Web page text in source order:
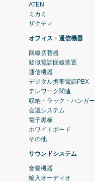
ATEN
ミカミ
ザクティ
オフィス・通信機器
回線切替器
疑似電話回線装置
通信機器
デジタル携帯電話PBX
テレワーク関連
収納・ラック・ハンガー
会議システム
電子黒板
ホワイトボード
その他
サウンドシステム
音響機器
輸入オーディオ